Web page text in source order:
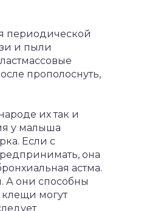
периодической
и пыли
прополоснуть,
их так и
у малыша
Если с
она
астма.
А они способны
могут